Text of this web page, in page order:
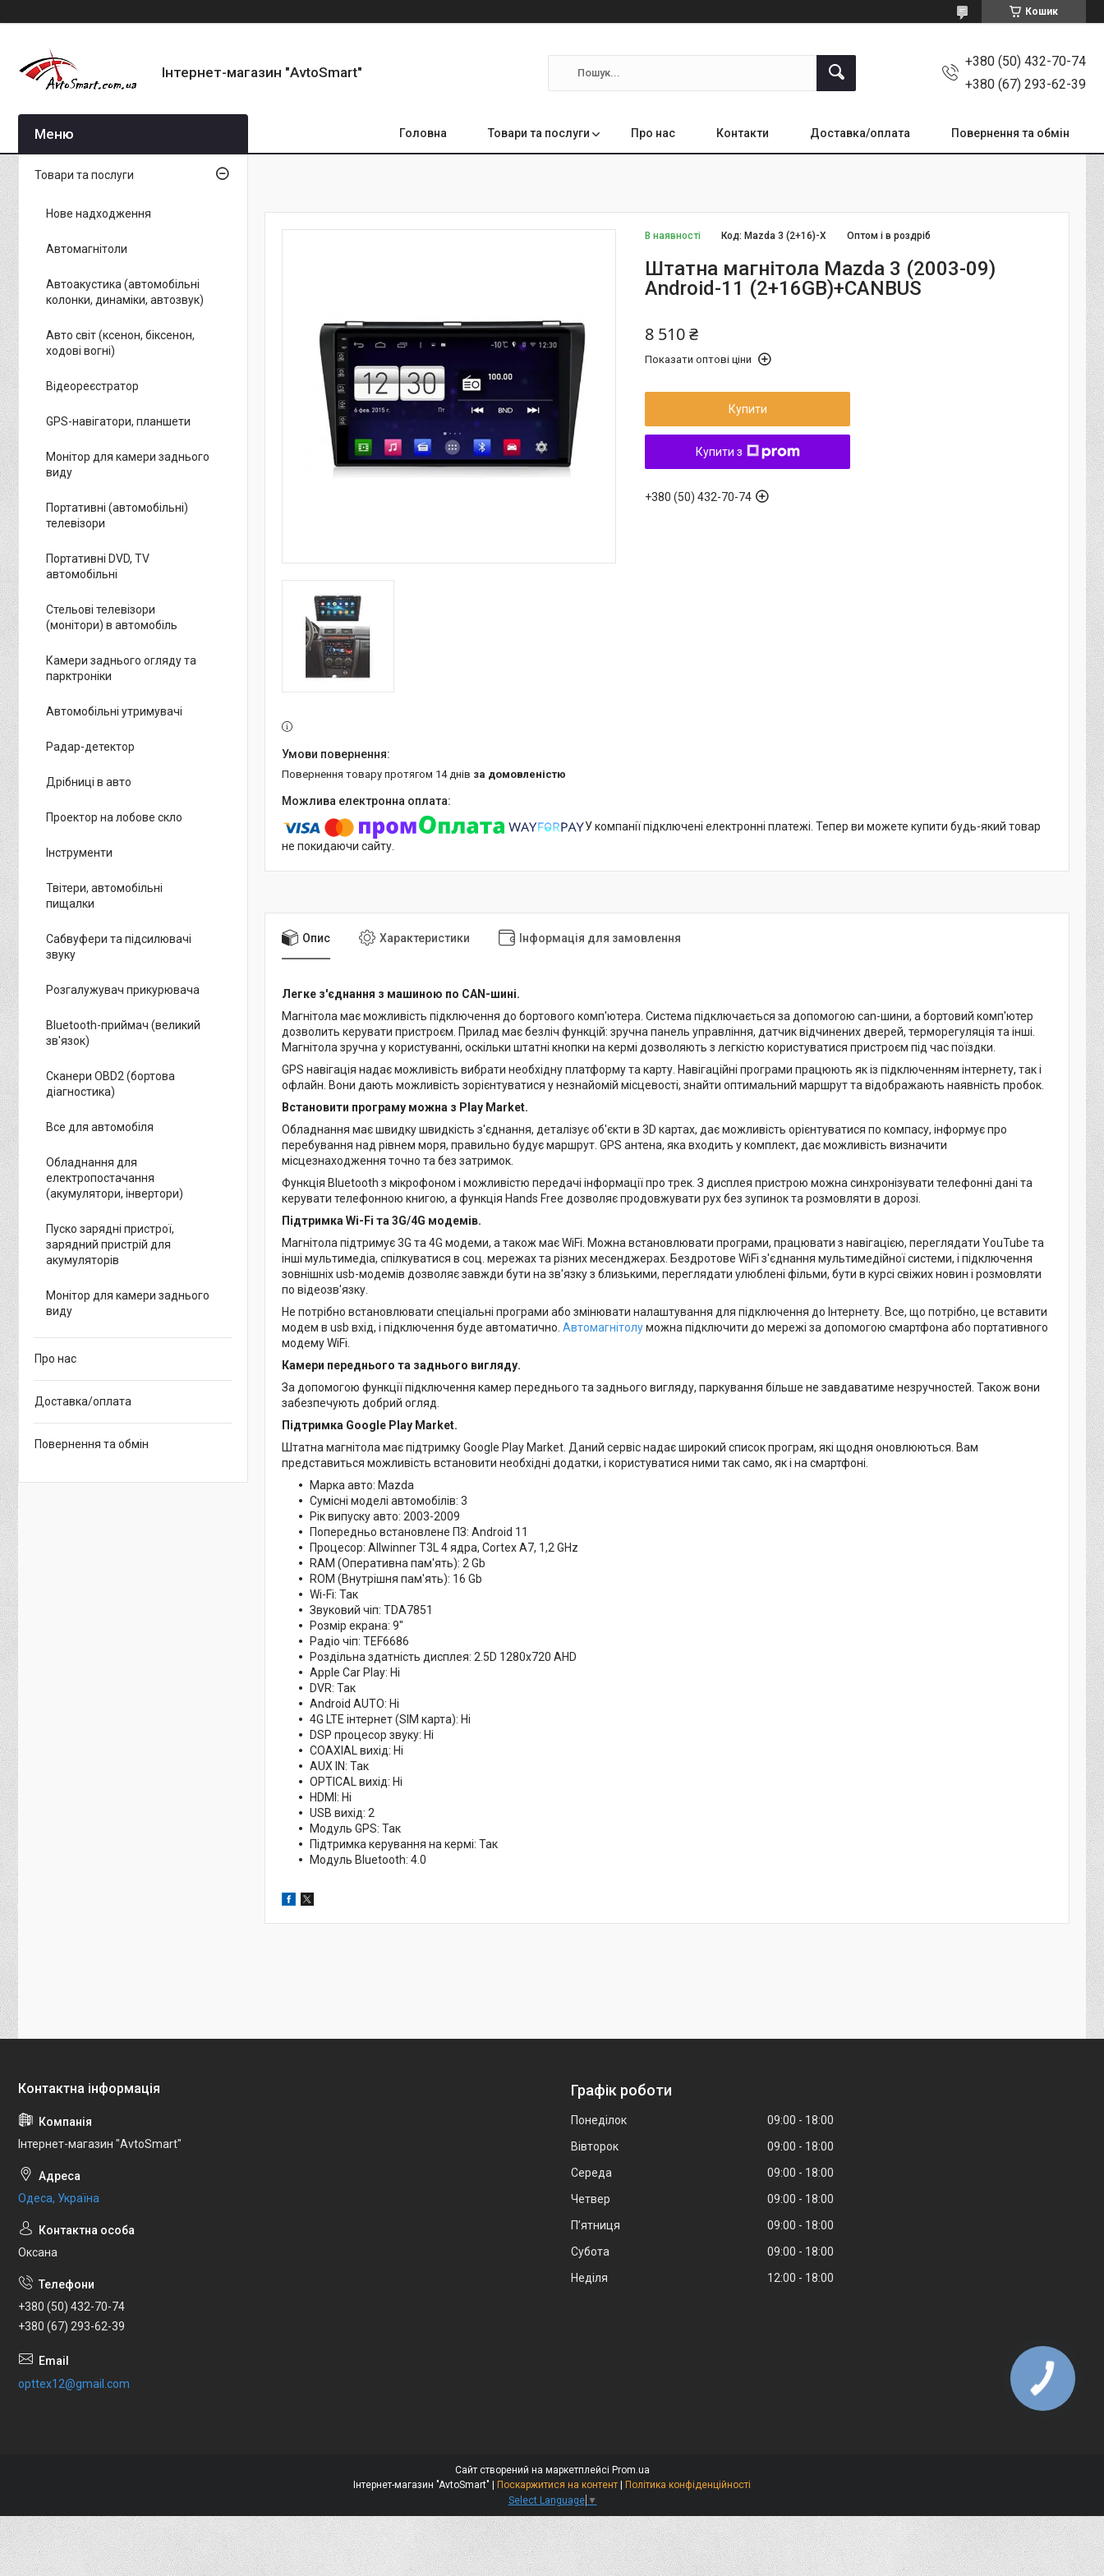
Кошик
Інтернет-магазин "AvtoSmart"
+380 (50) 432-70-74
+380 (67) 293-62-39
Головна Товари та послуги Про нас Контакти Доставка/оплата Повернення та обмін
В наявності Оптом і в роздріб
Код: Mazda 3 (2+16)-X
Штатна магнітола Mazda 3 (2003-09)
Android-11 (2+16GB)+CANBUS
8 510 ₴
Показати оптові ціни
Купити
Купити з
+380 (50) 432-70-74
повернення товару протягом 14 днів за домовленістю
У компанії підключені електронні платежі. Тепер ви можете купити будь-який товар
не покидаючи сайту.
Опис Характеристики Інформація для замовлення
Легке з'єднання з машиною по CAN-шині.
Магнітола має можливість підключення до бортового комп'ютера. Система підключається за допомогою can-шини, а бортовий комп'ютер
дозволить керувати пристроєм. Прилад має безліч функцій: зручна панель управління, датчик відчинених дверей, терморегуляція та інші.
Магнітола зручна у користуванні, оскільки штатні кнопки на кермі дозволяють з легкістю користуватися пристроєм під час поїздки.
GPS навігація надає можливість вибрати необхідну платформу та карту. Навігаційні програми працюють як із підключенням інтернету, так і
офлайн. Вони дають можливість зорієнтуватися у незнайомій місцевості, знайти оптимальний маршрут та відображають наявність пробок.
Встановити програму можна з Play Market.
Обладнання має швидку швидкість з'єднання, деталізує об'єкти в 3D картах, дає можливість орієнтуватися по компасу, інформує про
перебування над рівнем моря, правильно будує маршрут. GPS антена, яка входить у комплект, дає можливість визначити
місцезнаходження точно та без затримок.
Функція Bluetooth з мікрофоном і можливістю передачі інформації про трек. З дисплея пристрою можна синхронізувати телефонні дані та
керувати телефонною книгою, а функція Hands Free дозволяє продовжувати рух без зупинок та розмовляти в дорозі.
Підтримка Wi-Fi та 3G/4G модемів.
Магнітола підтримує 3G та 4G модеми, а також має WiFi. Можна встановлювати програми, працювати з навігацією, переглядати YouTube та
інші мультимедіа, спілкуватися в соц. мережах та різних месенджерах. Бездротове WiFi з'єднання мультимедійної системи, і підключення
зовнішніх usb-модемів дозволяє завжди бути на зв'язку з близькими, переглядати улюблені фільми, бути в курсі свіжих новин і розмовляти
по відеозв'язку.
Не потрібно встановлювати спеціальні програми або змінювати налаштування для підключення до Інтернету. Все, що потрібно, це вставити
модем в usb вхід, і підключення буде автоматично. Автомагнітолуможна підключити до мережі за допомогою смартфона або портативного
модему WiFi.
Камери переднього та заднього вигляду.
За допомогою функції підключення камер переднього та заднього вигляду, паркування більше не завдаватиме незручностей. Також вони
забезпечують добрий огляд.
Підтримка Google Play Market.
Штатна магнітола має підтримку Google Play Market. Даний сервіс надає широкий список програм, які щодня оновлюються. Вам
представиться можливість встановити необхідні додатки, і користуватися ними так само, як і на смартфоні.
Марка авто: Mazda
Сумісні моделі автомобілів: 3
Рік випуску авто: 2003-2009
Попередньо встановлене ПЗ: Android 11
Процесор: Allwinner T3L 4 ядра, Cortex A7, 1,2 GHz
RAM (Оперативна пам'ять): 2 Gb
ROM (Внутрішня пам'ять): 16 Gb
Wi-Fi: Так
Звуковий чіп: TDA7851
Розмір екрана: 9"
Радіо чіп: TEF6686
Роздільна здатність дисплея: 2.5D 1280х720 AHD
Apple Car Play: Ні
DVR: Так
Android AUTO: Ні
4G LTE інтернет (SIM карта): Ні
DSP процесор звуку: Ні
COAXIAL вихід: Ні
AUX IN: Так
OPTICAL вихід: Ні
HDMI: Ні
USB вихід: 2
Модуль GPS: Так
Підтримка керування на кермі: Так
Модуль Bluetooth: 4.0
Товари та послуги
Нове надходження
Автомагнітоли
Автоакустика (автомобільні
колонки, динаміки, автозвук)
Авто світ (ксенон, біксенон,
ходові вогні)
Відеореєстратор
GPS-навігатори, планшети
Монітор для камери заднього
виду
Портативні (автомобільні)
телевізори
Портативні DVD, TV
автомобільні
Стельові телевізори
(монітори) в автомобіль
Камери заднього огляду та
парктроніки
Автомобільні утримувачі
Радар-детектор
Дрібниці в авто
Проектор на лобове скло
Інструменти
Твітери, автомобільні
пищалки
Сабвуфери та підсилювачі
звуку
Розгалужувач прикурювача
Bluetooth-приймач (великий
зв'язок)
Сканери OBD2 (бортова
діагностика)
Все для автомобіля
Обладнання для
електропостачання
(акумулятори, інвертори)
Пуско зарядні пристрої,
зарядний пристрій для
акумуляторів
Монітор для камери заднього
виду
Про нас
Доставка/оплата
Повернення та обмін
Інтернет-магазин "AvtoSmart"
Одеса, Україна
Оксана
+380 (50) 432-70-74
+380 (67) 293-62-39
opttex12@gmail.com
Графік роботи
Понеділок 09:00
18:00
Вівторок
09:00
18:00
Середа
09:00
18:00
Четвер
09:00
18:00
Пʼятниця
09:00
18:00
Субота
09:00
18:00
Неділя
12:00 18:00
Сайт створений на маркетплейсі Prom.ua
Поскаржитися на контент
Політика конфіденційності
Select Language ▼